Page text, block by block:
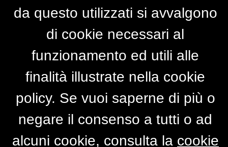
da questo utilizzati si avvalgono
di cookie necessari al
funzionamento ed utili alle
finalità illustrate nella cookie
policy. Se vuoi saperne di più o
negare il consenso a tutti o ad
alcuni cookie, consulta la cookie